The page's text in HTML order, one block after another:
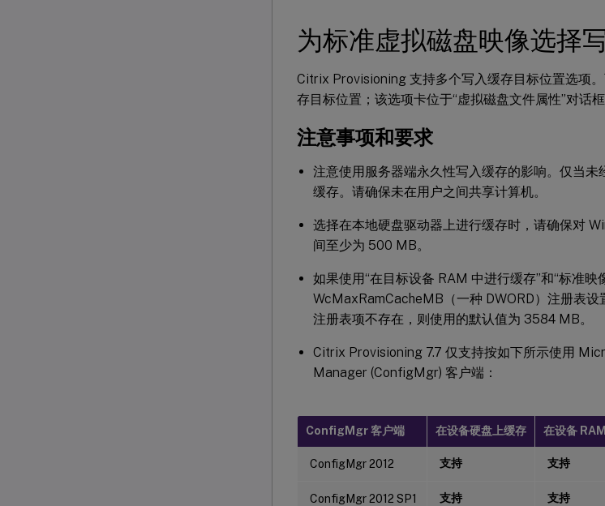
为标准虚拟磁盘映像选择
Citrix Provisioning 支持多个写入缓存目标位置选项
存目标位置；该选项卡位于“虚拟磁盘文件属性”对话框
注意事项和要求
注意使用服务器端永久性写入缓存的影响。仅当
缓存。请确保未在用户之间共享计算机。
选择在本地硬盘驱动器上进行缓存时，请确保对
间至少为 500 MB。
如果使用“在目标设备 RAM 中进行缓存”和“标准
WcMaxRamCacheMB（一种 DWORD）注册表
注册表项不存在，则使用的默认值为 3584 MB。
Citrix Provisioning 7.7 仅支持按如下所示使用
Manager (ConfigMgr) 客户端：
ConfigMgr 客户端 在设备硬盘上缓存 在设备
ConfigMgr 2012 支持 支持
ConfigMgr 2012 SP1 支持 支持